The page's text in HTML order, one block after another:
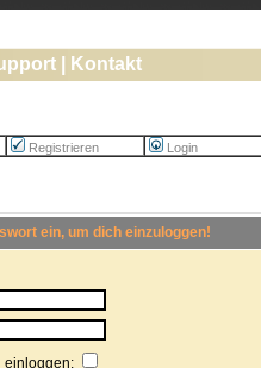
Kontakt
Registrieren Login
ein, um dich einzuloggen!
einloggen: